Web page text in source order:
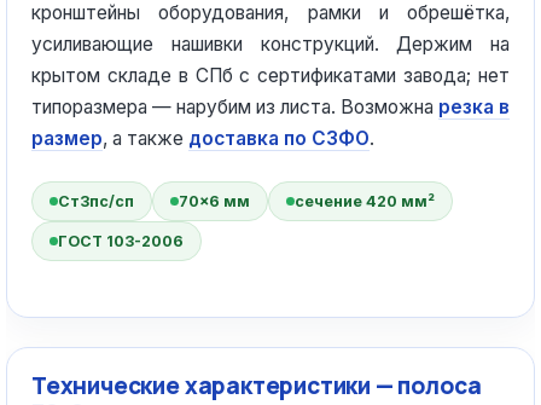
кронштейны оборудования, рамки и обрешётка,
усиливающие нашивки конструкций. Держим на
крытом складе в СПб с сертификатами завода; нет
типоразмера — нарубим из листа. Возможна резка в
размер, а также доставка по СЗФО.
Ст3пс/сп 70×6 мм сечение 420 мм²
ГОСТ 103-2006
Технические характеристики — полоса